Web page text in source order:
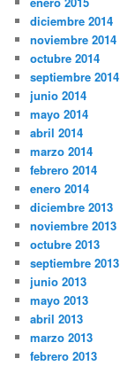
diciembre 2014
noviembre 2014
octubre 2014
septiembre 2014
junio 2014
mayo 2014
abril 2014
marzo 2014
febrero 2014
enero 2014
diciembre 2013
noviembre 2013
octubre 2013
septiembre 2013
junio 2013
mayo 2013
abril 2013
marzo 2013
febrero 2013